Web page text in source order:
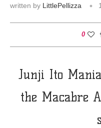
written by LittlePellizza
0
Junji Ito
the Macabre